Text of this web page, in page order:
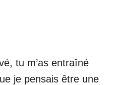
tu m’as entraîné
je pensais être une